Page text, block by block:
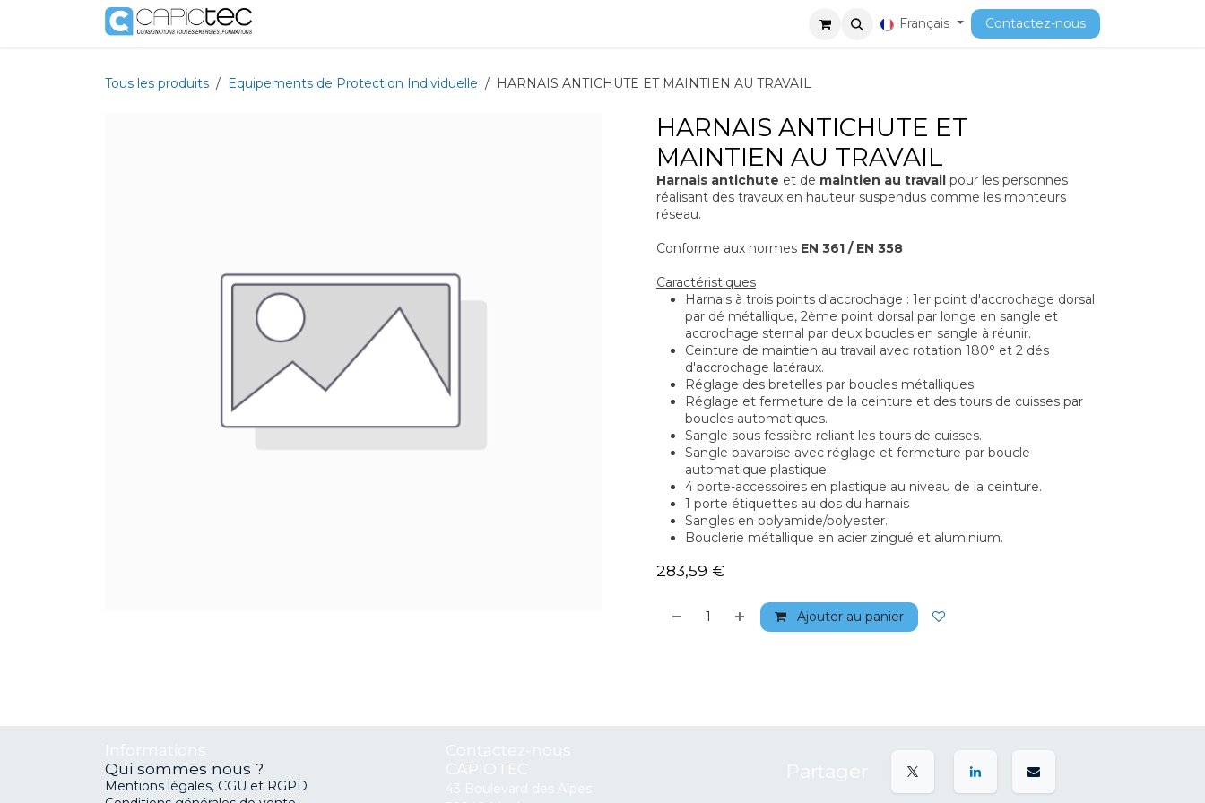
Se rendre au contenu
Recrutement Cours Français Contactez-nous
Tous les produits Equipements de Protection Individuelle HARNAIS ANTICHUTE ET MAINTIEN AU TRAVAIL
HARNAIS ANTICHUTE ET
MAINTIEN AU TRAVAIL
Harnais antichute et de maintien au travail pour les personnes
réalisant des travaux en hauteur suspendus comme les monteurs
réseau.
Conforme aux normes EN 361 / EN 358
Caractéristiques
Harnais à trois points d'accrochage : 1er point d'accrochage dorsal
par dé métallique, 2ème point dorsal par longe en sangle et
accrochage sternal par deux boucles en sangle à réunir.
Ceinture de maintien au travail avec rotation 180° et 2 dés
d'accrochage latéraux.
Réglage des bretelles par boucles métalliques.
Réglage et fermeture de la ceinture et des tours de cuisses par
boucles automatiques.
Sangle sous fessière reliant les tours de cuisses.
Sangle bavaroise avec réglage et fermeture par boucle
automatique plastique.
4 porte-accessoires en plastique au niveau de la ceinture.
1 porte étiquettes au dos du harnais
Sangles en polyamide/polyester.
Bouclerie métallique en acier zingué et aluminium.
283,59 €
Ajouter au panier
Qui sommes nous ?
Mentions légales, CGU et RGPD